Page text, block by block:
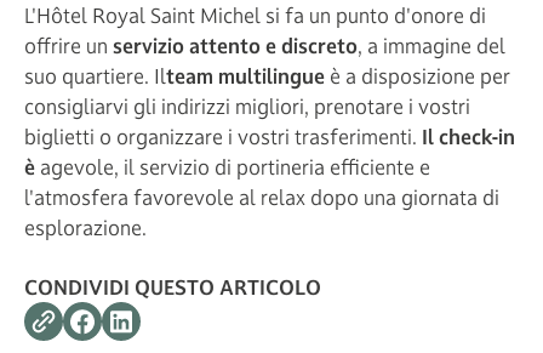
L'Hôtel Royal Saint Michel si fa un punto d'onore di
offrire un servizio attento e discreto, a immagine del
suo quartiere. Ilteam multilingue è a disposizione per
consigliarvi gli indirizzi migliori, prenotare i vostri
biglietti o organizzare i vostri trasferimenti. Il check-in
è agevole, il servizio di portineria efficiente e
l'atmosfera favorevole al relax dopo una giornata di
esplorazione.
CONDIVIDI QUESTO ARTICOLO